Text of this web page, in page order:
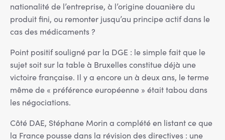
nationalité de l’entreprise, à l’origine douanière du
produit fini, ou remonter jusqu’au principe actif dans le
cas des médicaments ?
Point positif souligné par la DGE : le simple fait que le
sujet soit sur la table à Bruxelles constitue déjà une
victoire française. Il y a encore un à deux ans, le terme
même de « préférence européenne » était tabou dans
les négociations.
Côté DAE, Stéphane Morin a complété en listant ce que
la France pousse dans la révision des directives : une